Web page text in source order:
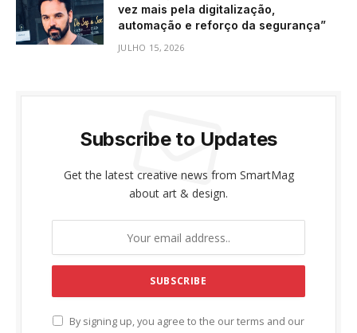
vez mais pela digitalização,
automação e reforço da segurança”
JULHO 15, 2026
Subscribe to Updates
Get the latest creative news from SmartMag
about art & design.
By signing up, you agree to the our terms and our